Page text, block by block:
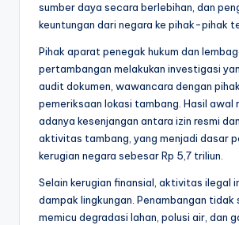
sumber daya secara berlebihan, dan
keuntungan dari negara ke pihak-pihak
Pihak aparat penegak hukum dan
pertambangan melakukan investigasi
audit dokumen, wawancara dengan
pemeriksaan lokasi tambang. Hasil awal
adanya kesenjangan antara izin resmi
aktivitas tambang, yang menjadi dasar
kerugian negara sebesar Rp 5,7 triliun.
Selain kerugian finansial, aktivitas ilegal
dampak lingkungan. Penambangan tidak
memicu degradasi lahan, polusi air, dan